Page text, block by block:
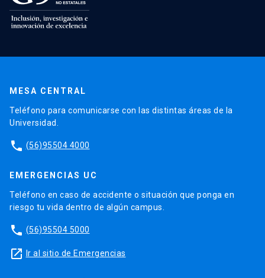
MESA CENTRAL
Teléfono para comunicarse con las distintas áreas de la
Universidad.
phone (56)95504 4000
EMERGENCIAS UC
Teléfono en caso de accidente o situación que ponga en
riesgo tu vida dentro de algún campus.
phone (56)95504 5000
launch Ir al sitio de Emergencias